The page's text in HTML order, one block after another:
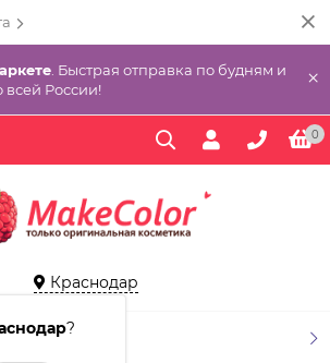
. Быстрая отправка по будням и
всей России!
×
0
Краснодар
?